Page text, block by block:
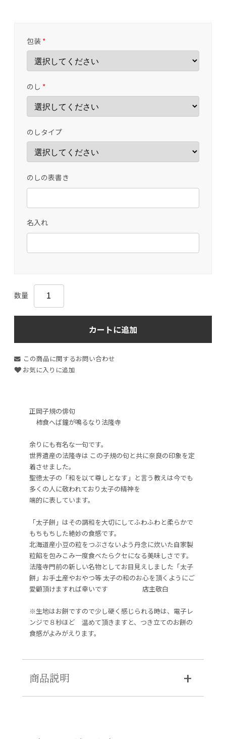
包装 *
のし *
のしタイプ
のしの表書き
名入れ
数量
カートに追加
この商品に関するお問い合わせ
お気に入りに追加
正岡子規の俳句
柿食へば鐘が鳴るなり法隆寺
余りにも有名な一句です。
世界遺産の法隆寺は この子規の句と共に奈良の印象を定
着させました。
聖徳太子の「和を以て尊しとなす」と言う教えは今でも
多くの人に敬われており太子の精神を
端的に表しています。
「太子餅」はその調和を大切にしてふわふわと柔らかで
もちもちした絶妙の食感です。
北海道産小豆の粒をつぶさないよう丹念に炊いた自家製
粒餡を包みこみ一度食べたらクセになる美味しさです。
法隆寺門前の新しい名物としてお目見えしました「太子
餅」お手土産やおやつ等 太子の和のお心を頂くようにご
愛顧頂けますれば幸いです 店主敬白
※生地はお餅ですので少し硬く感じられる時は、電子レ
ンジで８秒ほど 温めて頂きますと、つき立てのお餅の
食感がよみがえります。
商品説明